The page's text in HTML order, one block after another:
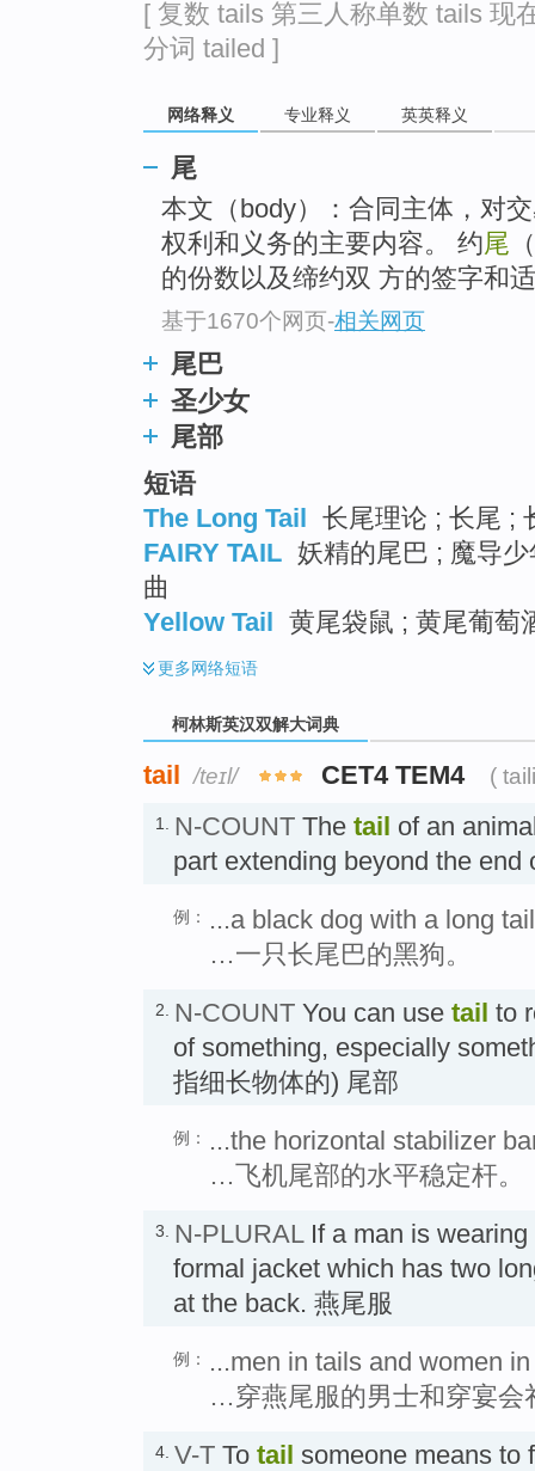
[ 复数 tails 第三人称单数 tails 现
分词 tailed ]
网络释义 专业释义 英英释义
尾
本文（body）：合同主体，对
权利和义务的主要内容。 约尾 （
的份数以及缔约双 方的签字和
基于1670个网页-相关网页
尾巴
圣少女
尾部
短语
The Long Tail 长尾理论 ; 长尾 ;
FAIRY TAIL 妖精的尾巴 ; 魔导
曲
Yellow Tail 黄尾袋鼠 ; 黄尾葡萄
更多网络短语
柯林斯英汉双解大词典
tail /teɪl/ CET4 TEM4 (
1. N-COUNT The tail of an
part extending beyond the end
例：
...a black dog with a long
…一只长尾巴的黑狗。
2. N-COUNT You can use tail to
of something, especially
指细长物体的) 尾部
例：
...the horizontal stabilizer
…飞机尾部的水平稳定杆。
3. N-PLURALIf a man is wearing
formal jacket which has two
at the back. 燕尾服
例：
...men in tails and women
…穿燕尾服的男士和穿宴会
4. V-T To tail someone means to